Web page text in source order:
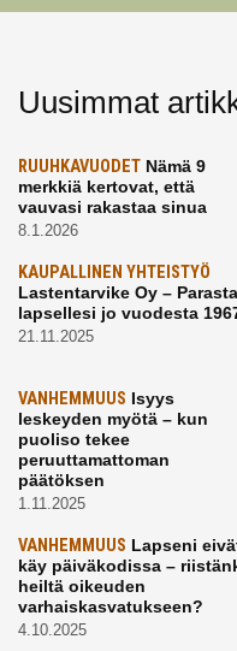
Uusimmat
RUUHKAVUODET Nämä 9
merkkiä kertovat, että
vauvasi rakastaa sinua
8.1.2026
KAUPALLINEN YHTEISTYÖ
Lastentarvike Oy – Parasta
lapsellesi jo vuodesta
21.11.2025
VANHEMMUUS Isyys
leskeyden myötä – kun
puoliso tekee
peruuttamattoman
päätöksen
1.11.2025
VANHEMMUUS Lapseni
käy päiväkodissa –
heiltä oikeuden
varhaiskasvatukseen?
4.10.2025